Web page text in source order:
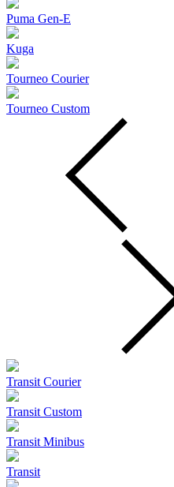
Puma Gen‑E
Kuga
Tourneo Courier
Tourneo Custom
Transit Courier
Transit Custom
Transit Minibus
Transit